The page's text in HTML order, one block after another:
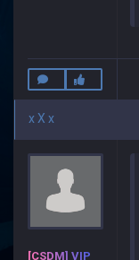
x X x
[CSDM] VIP